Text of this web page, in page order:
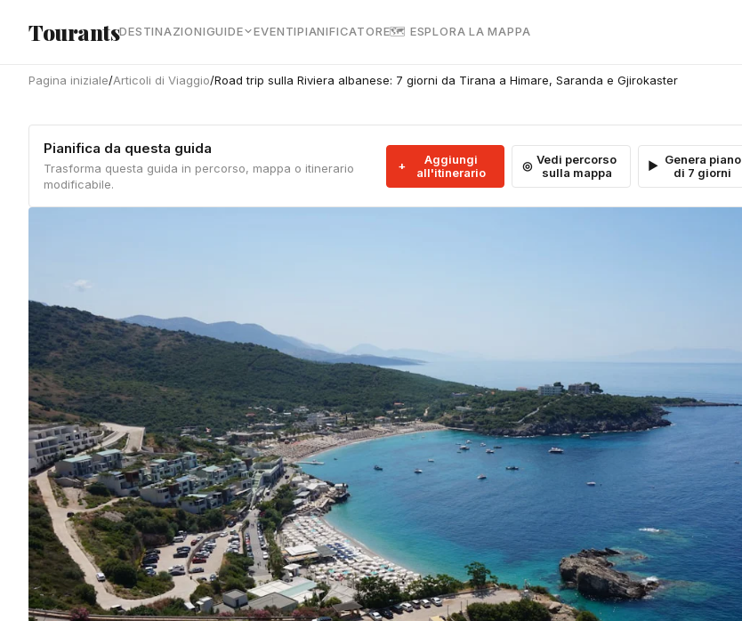
TourantsDESTINAZIONIGUIDE EVENTIPIANIFICATORE🗺 ESPLORA LA MAPPA
Pagina iniziale/Articoli di Viaggio/Road trip sulla Riviera albanese: 7 giorni da Tirana a Himare, Saranda e Gjirokaster
Pianifica da questa guida
Trasforma questa guida in percorso, mappa o itinerario
modificabile.
Aggiungi
all'itinerario
Vedi percorso
sulla mappa
Genera piano
di 7 giorni